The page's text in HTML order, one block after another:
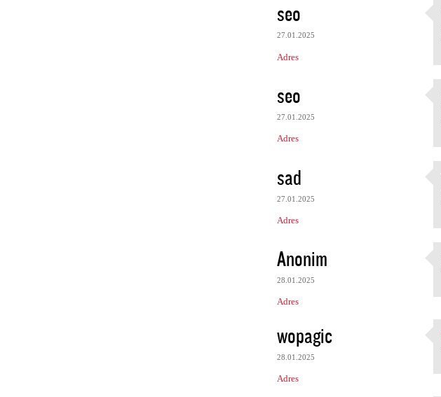
seo
27.01.2025
Adres
seo
27.01.2025
Adres
sad
27.01.2025
Adres
Anonim
28.01.2025
Adres
wopagic
28.01.2025
Adres